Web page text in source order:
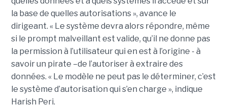
la base de quelles autorisations », avance le
dirigeant. « Le système devra alors répondre, même
si le prompt malveillant est valide, qu’il ne donne pas
la permission à l’utilisateur qui en est à l’origine - à
savoir un pirate –de l’autoriser à extraire des
données. « Le modèle ne peut pas le déterminer, c’est
le système d’autorisation qui s’en charge », indique
Harish Peri.